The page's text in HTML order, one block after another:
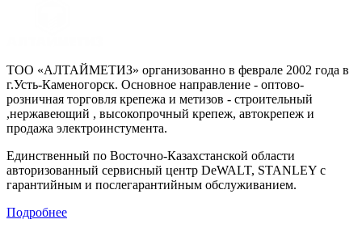
ТОО «АЛТАЙМЕТИЗ» организованно в феврале 2002 года в
г.Усть-Каменогорск. Основное направление - оптово-
розничная торговля крепежа и метизов - строительный
,нержавеющий , высокопрочный крепеж, автокрепеж и
продажа электроинстумента.
Единственный по Восточно-Казахстанской области
авторизованный сервисный центр DeWALT, STANLEY с
гарантийным и послегарантийным обслуживанием.
Подробнее